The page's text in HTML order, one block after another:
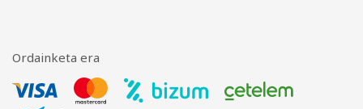
Ordainketa era